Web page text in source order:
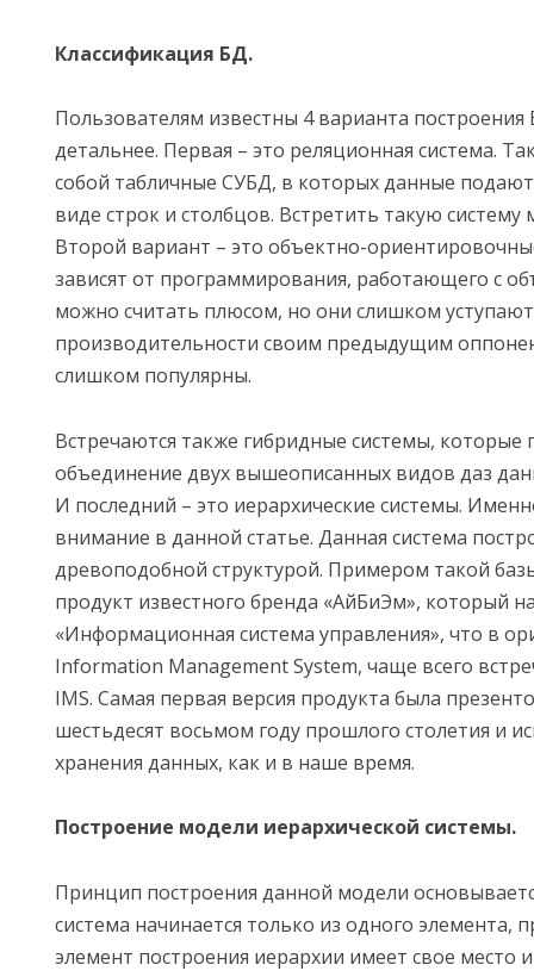
Классификация БД.
Пользователям известны 4 варианта
детальнее. Первая – это реляционная система.
собой табличные СУБД, в которых данные
виде строк и столбцов. Встретить такую систему
Второй вариант – это объектно-
зависят от программирования, работающего с
можно считать плюсом, но они слишком
производительности своим предыдущим
слишком популярны.
Встречаются также гибридные системы, которые
объединение двух вышеописанных видов даз
И последний – это иерархические системы.
внимание в данной статье. Данная система
древоподобной структурой. Примером такой
продукт известного бренда «АйБиЭм», который
«Информационная система управления», что в
Information Management System, чаще всего
IMS. Самая первая версия продукта была
шестьдесят восьмом году прошлого столетия и
хранения данных, как и в наше время.
Построение модели иерархической системы.
Принцип построения данной модели
система начинается только из одного элемента,
элемент построения иерархии имеет свое место